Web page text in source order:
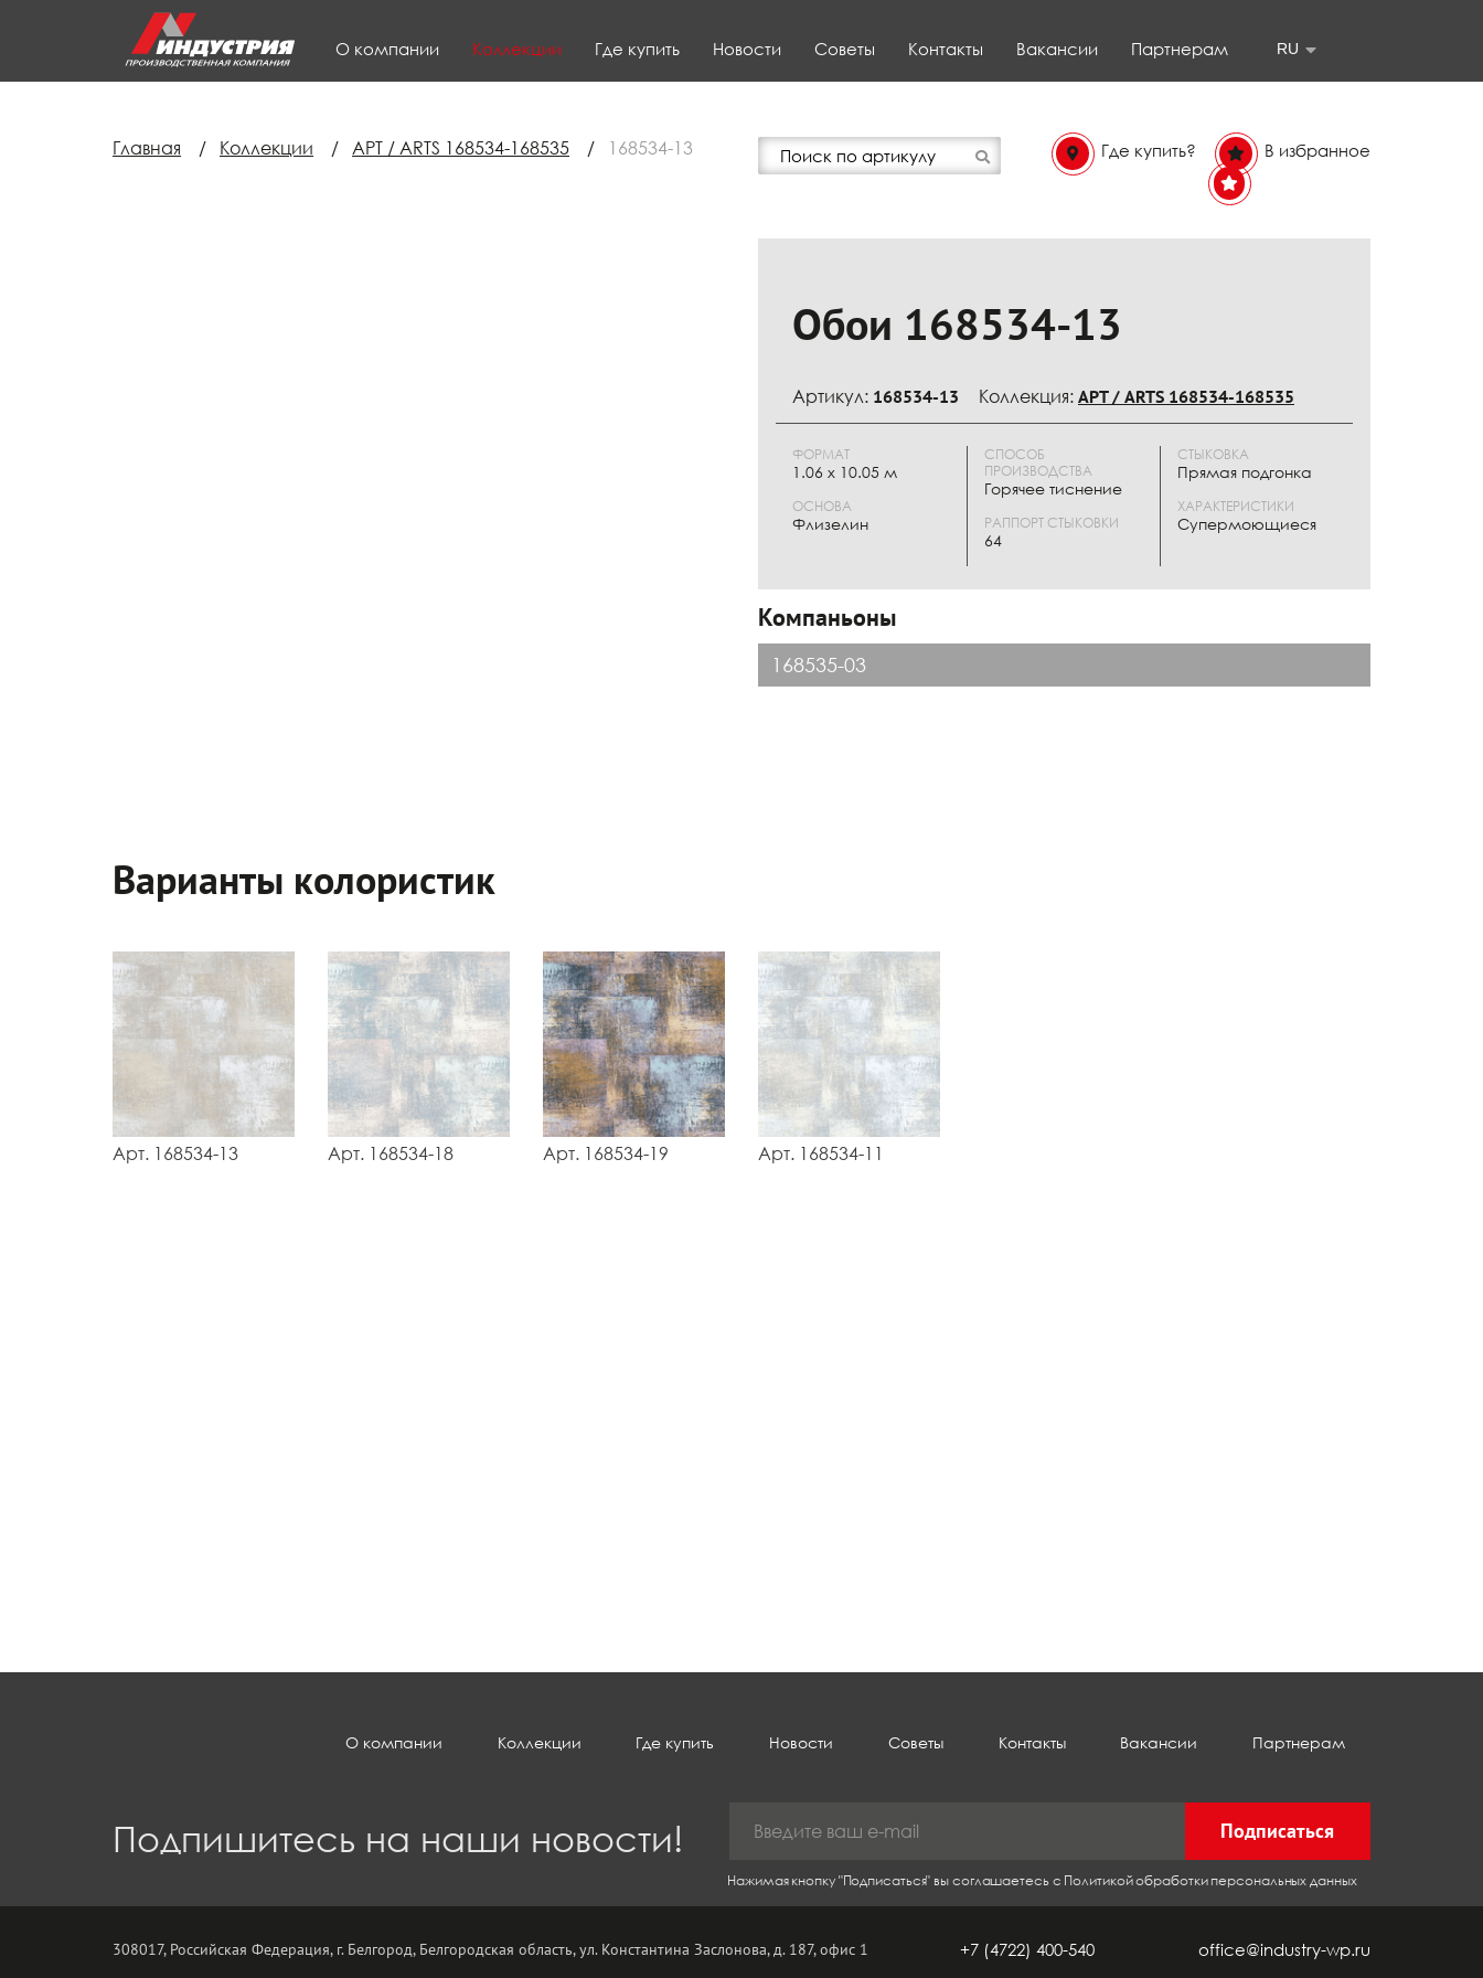
О компании Коллекции Где купить Новости Советы Контакты Вакансии Партнерам RU
Главная / Коллекции / АРТ / ARTS 168534-168535 / 168534-13 Где купить? В избранное
Обои 168534-13
Артикул: 168534-13 Коллекция: АРТ / ARTS 168534-168535
ФОРМАТ
1.06 x 10.05 м
ОСНОВА
Флизелин
СПОСОБ
ПРОИЗВОДСТВА
Горячее тиснение
РАППОРТ СТЫКОВКИ
64
СТЫКОВКА
Прямая подгонка
ХАРАКТЕРИСТИКИ
Супермоющиеся
Компаньоны
168535-03
Варианты колористик
Арт. 168534-13 Арт. 168534-18 Арт. 168534-19 Арт. 168534-11
О компании Коллекции Где купить Новости Советы Контакты Вакансии Партнерам
Подпишитесь на наши новости! Подписаться
Нажимая кнопку "Подписаться" вы соглашаетесь с Политикой обработки персональных данных
308017, Российская Федерация, г. Белгород, Белгородская область, ул. Константина Заслонова, д. 187, офис 1 +7 (4722) 400-540 office@industry-wp.ru